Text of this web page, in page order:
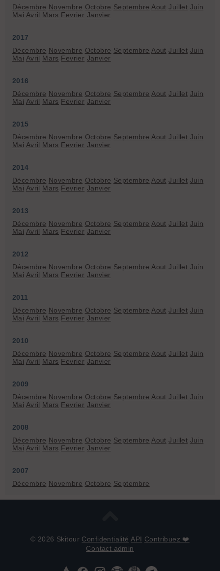
Décembre Novembre Octobre Septembre Aout Juillet Juin
Mai Avril Mars Fevrier Janvier
2017
Décembre Novembre Octobre Septembre Aout Juillet Juin
Mai Avril Mars Fevrier Janvier
2016
Décembre Novembre Octobre Septembre Aout Juillet Juin
Mai Avril Mars Fevrier Janvier
2015
Décembre Novembre Octobre Septembre Aout Juillet Juin
Mai Avril Mars Fevrier Janvier
2014
Décembre Novembre Octobre Septembre Aout Juillet Juin
Mai Avril Mars Fevrier Janvier
2013
Décembre Novembre Octobre Septembre Aout Juillet Juin
Mai Avril Mars Fevrier Janvier
2012
Décembre Novembre Octobre Septembre Aout Juillet Juin
Mai Avril Mars Fevrier Janvier
2011
Décembre Novembre Octobre Septembre Aout Juillet Juin
Mai Avril Mars Fevrier Janvier
2010
Décembre Novembre Octobre Septembre Aout Juillet Juin
Mai Avril Mars Fevrier Janvier
2009
Décembre Novembre Octobre Septembre Aout Juillet Juin
Mai Avril Mars Fevrier Janvier
2008
Décembre Novembre Octobre Septembre Aout Juillet Juin
Mai Avril Mars Fevrier Janvier
2007
Décembre Novembre Octobre Septembre
© 2026 Skitour Confidentialité API Contribuez ❤️
Contact admin